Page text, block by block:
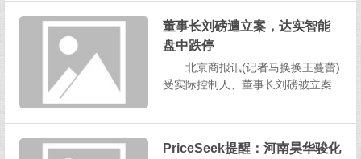
可。 PriceSeek评析 ABS，
多空评分：1.5 分析理由：镇...
董事长刘磅遭立案，达实智能
盘中跌停
北京商报讯(记者马换换王蔓蕾)
受实际控制人、董事长刘磅被立案
中一度触及跌停。 截至北京商
PriceSeek提醒：河南昊华骏化